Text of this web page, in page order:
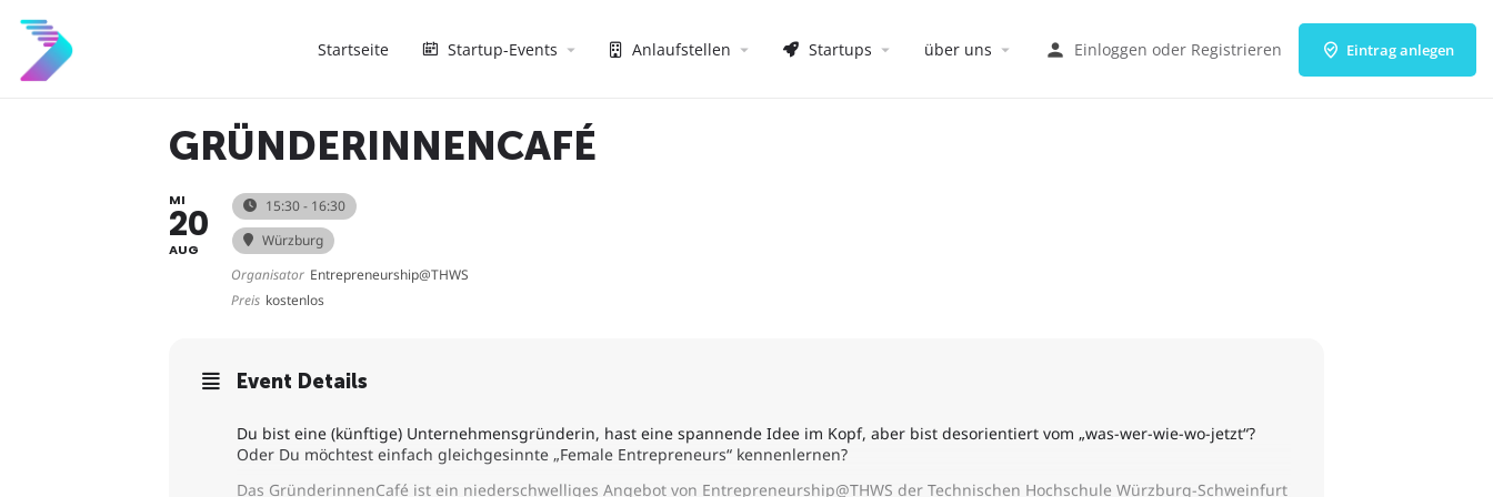
Startseite Startup-Events Anlaufstellen Startups über uns Einloggen oder Registrieren Eintrag anlegen
GRÜNDERINNENCAFÉ
MI
20
AUG
15:30 - 16:30
Würzburg
Organisator Entrepreneurship@THWS
Preis kostenlos
Event Details
Du bist eine (künftige) Unternehmensgründerin, hast eine spannende Idee im Kopf, aber bist desorientiert vom „was-wer-wie-wo-jetzt“?
Oder Du möchtest einfach gleichgesinnte „Female Entrepreneurs“ kennenlernen?
Das GründerinnenCafé ist ein niederschwelliges Angebot von Entrepreneurship@THWS der Technischen Hochschule Würzburg-Schweinfurt